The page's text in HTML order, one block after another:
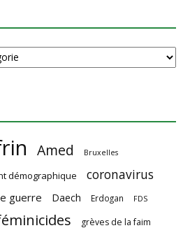
Amed Bruxelles
démographique coronavirus
guerre Daech Erdogan FDS
grèves de la faim